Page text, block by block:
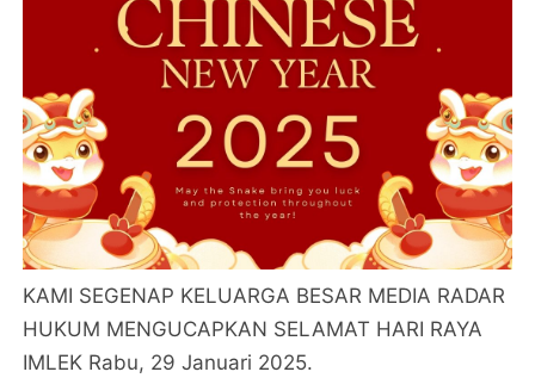
KAMI SEGENAP KELUARGA BESAR MEDIA RADAR
HUKUM MENGUCAPKAN SELAMAT HARI RAYA
IMLEK Rabu, 29 Januari 2025.